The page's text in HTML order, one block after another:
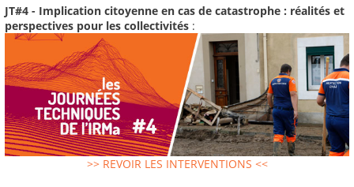
JT#4 - Implication citoyenne en cas de catastrophe : réalités et
perspectives pour les collectivités :
>> REVOIR LES INTERVENTIONS <<